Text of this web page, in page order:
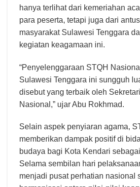
hanya terlihat dari kemeriahan
para peserta, tetapi juga dari
masyarakat Sulawesi Tenggara
kegiatan keagamaan ini.
“Penyelenggaraan STQH
Sulawesi Tenggara ini sungguh
disebut yang terbaik oleh
Nasional,” ujar Abu Rokhmad.
Selain aspek penyiaran agama,
memberikan dampak positif di
budaya bagi Kota Kendari
Selama sembilan hari
menjadi pusat perhatian nasional